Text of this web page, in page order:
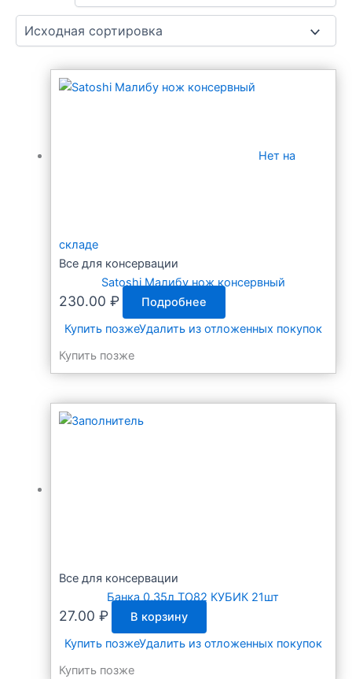
Нет на
складе
Все для консервации
Satoshi Малибу нож консервный
230.00 ₽
Подробнее
Купить позжеУдалить из отложенных покупок
Купить позже
Все для консервации
Банка 0,35л ТО82 КУБИК 21шт
27.00 ₽
В корзину
Купить позжеУдалить из отложенных покупок
Купить позже